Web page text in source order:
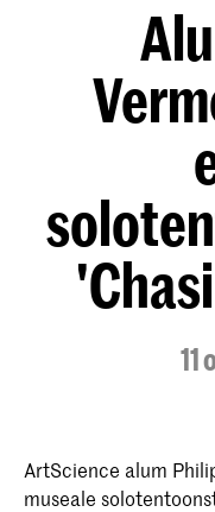
11
ArtScience alum
museale